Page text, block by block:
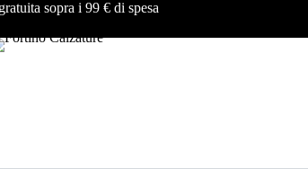
sopra i 99 € di spesa